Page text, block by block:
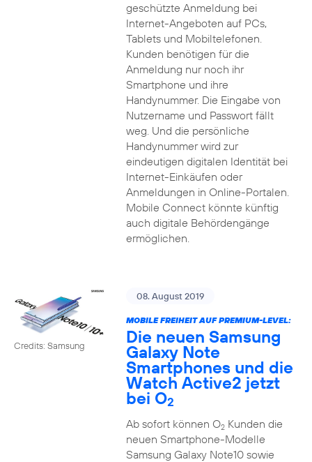
geschützte Anmeldung bei
Internet-Angeboten auf PCs,
Tablets und Mobiltelefonen.
Kunden benötigen für die
Anmeldung nur noch ihr
Smartphone und ihre
Handynummer. Die Eingabe von
Nutzername und Passwort fällt
weg. Und die persönliche
Handynummer wird zur
eindeutigen digitalen Identität bei
Internet-Einkäufen oder
Anmeldungen in Online-Portalen.
Mobile Connect könnte künftig
auch digitale Behördengänge
ermöglichen.
Credits: Samsung
08. August 2019
MOBILE FREIHEIT AUF PREMIUM-LEVEL:
Die neuen Samsung
Galaxy Note
Smartphones und die
Watch Active2 jetzt
bei O2
Ab sofort können O2Kunden die
neuen Smartphone-Modelle
Samsung Galaxy Note10 sowie